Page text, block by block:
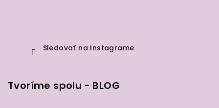
Sledovať na Instagrame
Tvoríme spolu - BLOG